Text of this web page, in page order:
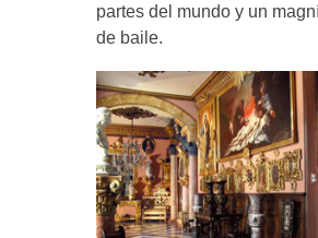
partes del mundo y un
de baile.